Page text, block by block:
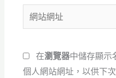
件
地
*
網
站
址
在瀏覽器中儲存顯示
個人網站網址，以供下